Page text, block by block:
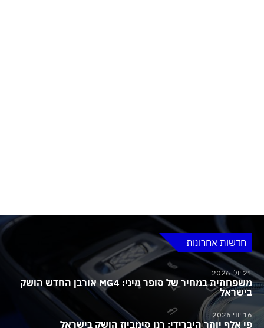
חדשות אחרונות
21 יולי 2026
משפחתית במחיר של סופר מיני: MG4 אורבן החדש הושק
בישראל
16 יוני 2026
פי אלף יותר היברידי: רנו סימביוז הושק בישראל